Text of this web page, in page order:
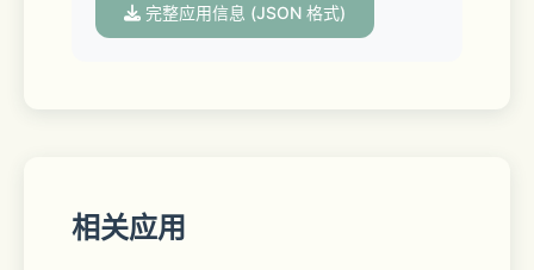
「美颜滤镜，拍出你的美」
完整应用信息 (JSON 格式)
相关应用